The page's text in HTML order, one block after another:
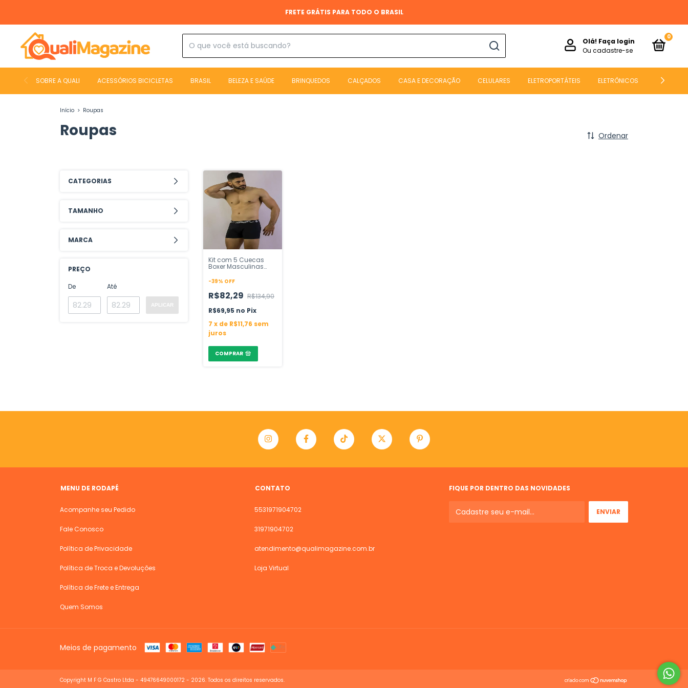
FRETE GRÁTIS PARA TODO O BRASIL
Olá! Faça login
Ou cadastre-se
0
SOBRE A QUALI ACESSÓRIOS BICICLETAS BRASIL BELEZA E SAÚDE BRINQUEDOS CALÇADOS CASA E DECORAÇÃO CELULARES ELETROPORTÁTEIS ELETRÔNICOS ESPORTE
Início > Roupas
Roupas Ordenar
CATEGORIAS
TAMANHO
MARCA
PREÇO
De
Até
APLICAR
Kit com 5 Cuecas
Boxer Masculinas
-39% OFF
R$82,29 R$134,90
R$69,95
Pix
7 x de R$11,76 sem
juros
COMPRAR
MENU DE RODAPÉ
Acompanhe seu Pedido
Fale Conosco
Política de Privacidade
Política de Troca e Devoluções
Política de Frete e Entrega
Quem Somos
CONTATO
5531971904702
31971904702
atendimento@qualimagazine.com.br
Loja Virtual
FIQUE POR DENTRO DAS NOVIDADES
Meios de pagamento
Copyright M F G Castro Ltda - 49476649000172 - 2026. Todos os direitos reservados.